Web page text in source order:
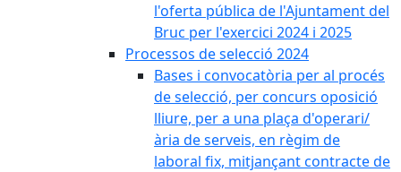
l'oferta pública de l'Ajuntament del
Bruc per l'exercici 2024 i 2025
Processos de selecció 2024
Bases i convocatòria per al procés
de selecció, per concurs oposició
lliure, per a una plaça d'operari/
ària de serveis, en règim de
laboral fix, mitjançant contracte de